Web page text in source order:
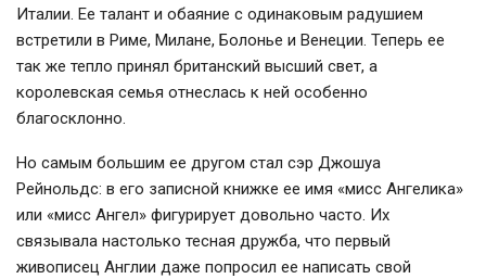
Италии. Ее талант и обаяние с одинаковым радушием
встретили в Риме, Милане, Болонье и Венеции. Теперь ее
так же тепло принял британский высший свет, а
королевская семья отнеслась к ней особенно
благосклонно.
Но самым большим ее другом стал сэр Джошуа
Рейнольдс: в его записной книжке ее имя «мисс Ангелика»
или «мисс Ангел» фигурирует довольно часто. Их
связывала настолько тесная дружба, что первый
живописец Англии даже попросил ее написать свой